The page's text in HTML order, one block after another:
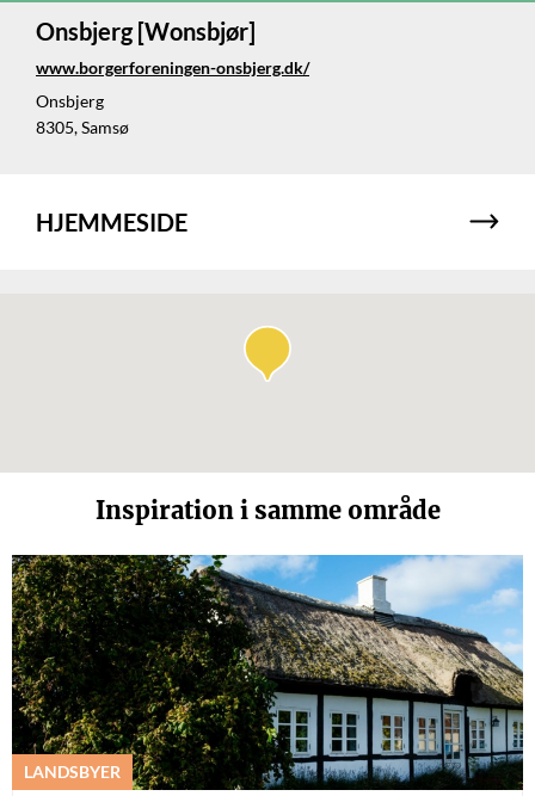
Onsbjerg [Wonsbjør]
www.borgerforeningen-onsbjerg.dk/
Onsbjerg
8305, Samsø
HJEMMESIDE
Inspiration i samme område
LANDSBYER